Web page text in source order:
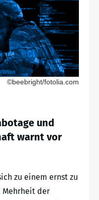
©beebright/fotolia.com
und
warnt vor
zu einem ernst zu
Mehrheit der